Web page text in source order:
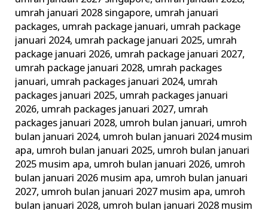
umrah januari 2028 singapore, umrah januari
packages, umrah package januari, umrah package
januari 2024, umrah package januari 2025, umrah
package januari 2026, umrah package januari 2027,
umrah package januari 2028, umrah packages
januari, umrah packages januari 2024, umrah
packages januari 2025, umrah packages januari
2026, umrah packages januari 2027, umrah
packages januari 2028, umroh bulan januari, umroh
bulan januari 2024, umroh bulan januari 2024 musim
apa, umroh bulan januari 2025, umroh bulan januari
2025 musim apa, umroh bulan januari 2026, umroh
bulan januari 2026 musim apa, umroh bulan januari
2027, umroh bulan januari 2027 musim apa, umroh
bulan januari 2028, umroh bulan januari 2028 musim